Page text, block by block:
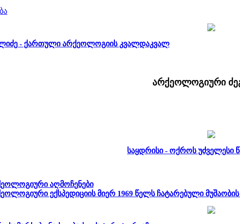
- ქართული არქეოლოგიის კვალდაკვალ
არქეოლოგიური
საყდრისი - ოქროს უძველესი
აღმოჩენები
ექსპედიციის მიერ 1969 წელს ჩატარებული მუშაობის